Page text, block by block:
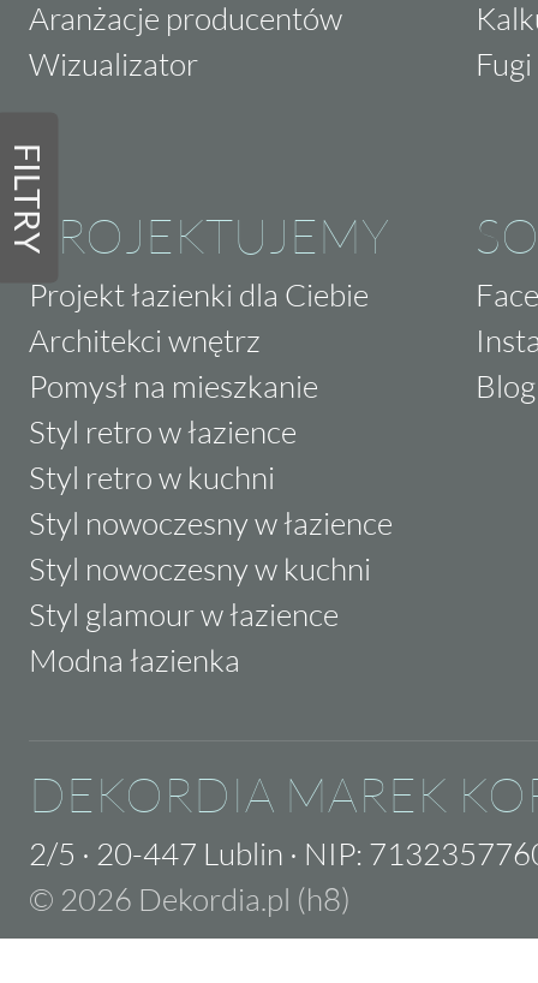
FILTRY
Aranżacje producentów
Wizualizator
PROJEKTUJEMY
Projekt łazienki dla Ciebie
Architekci wnętrz
Pomysł na mieszkanie
Styl retro w łazience
Styl retro w kuchni
Styl nowoczesny w łazience
Styl nowoczesny w kuchni
Styl glamour w łazience
Modna łazienka
Blog
DEKORDIA MAREK
2/5 · 20-447 Lublin · NIP:
© 2026 Dekordia.pl (h8)